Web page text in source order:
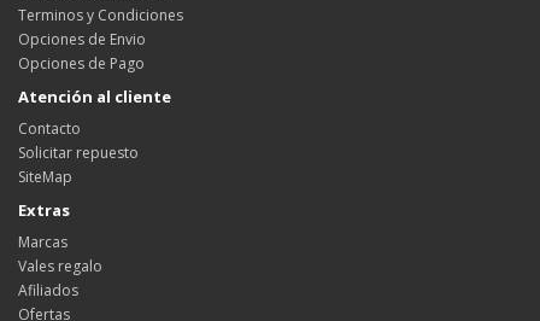
Terminos y Condiciones
Opciones de Envio
Opciones de Pago
Atención al cliente
Contacto
Solicitar repuesto
SiteMap
Extras
Marcas
Vales regalo
Afiliados
Ofertas